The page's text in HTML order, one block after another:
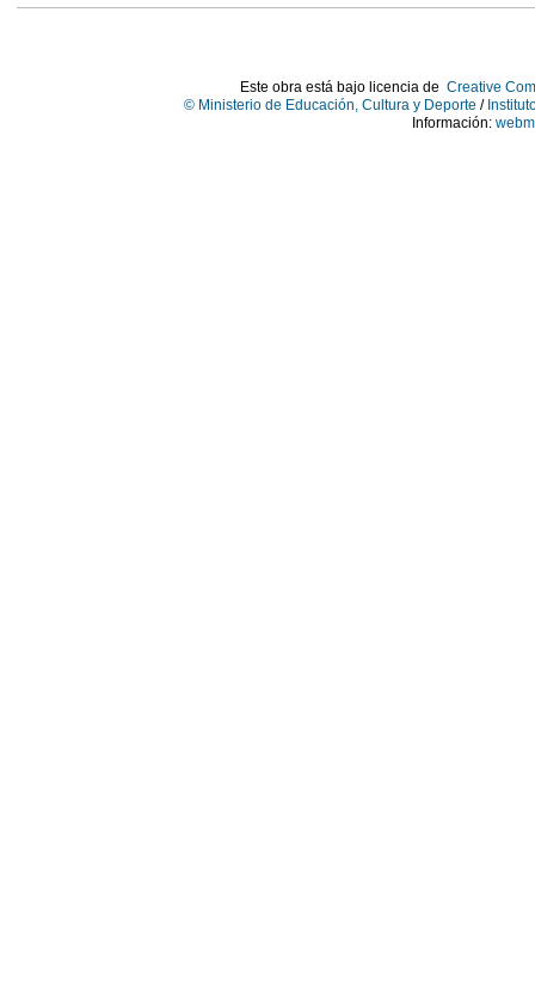
Este obra está bajo licencia de Creative
© Ministerio de Educación, Cultura y Deporte /
Información: